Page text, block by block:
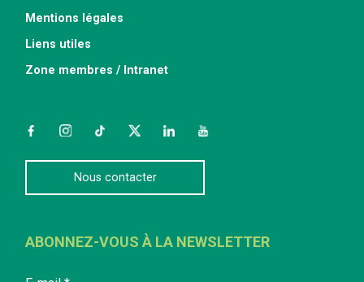
Mentions légales
Liens utiles
Zone membres / Intranet
FacebookInstagramTikTokTwitterLinkedInYouTube
Nous contacter
ABONNEZ-VOUS À LA NEWSLETTER